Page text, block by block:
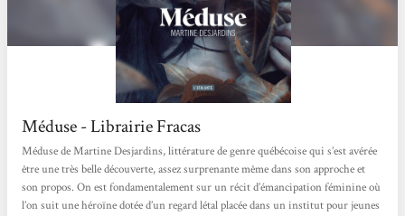
Méduse - Librairie Fracas
Méduse de Martine Desjardins, littérature de genre québécoise qui s’est avérée
être une très belle découverte, assez surprenante même dans son approche et
son propos. On est fondamentalement sur un récit d’émancipation féminine où
l’on suit une héroïne dotée d’un regard létal placée dans un institut pour jeunes